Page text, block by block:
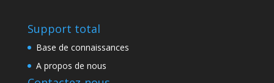
Support total
Base de connaissances
A propos de nous